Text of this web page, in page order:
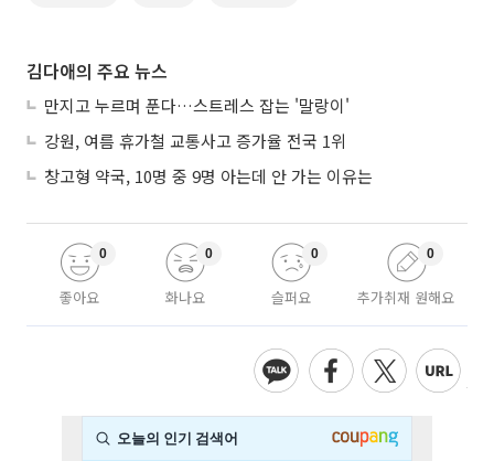
김다애의 주요 뉴스
만지고 누르며 푼다…스트레스 잡는 '말랑이'
강원, 여름 휴가철 교통사고 증가율 전국 1위
창고형 약국, 10명 중 9명 아는데 안 가는 이유는
좋아요
0
화나요
0
슬퍼요
0
추가취재 원해요
0